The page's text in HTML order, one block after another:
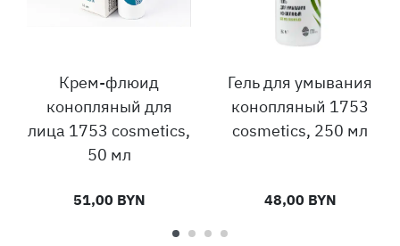
Крем-флюид
конопляный для
лица 1753 cosmetics,
50 мл
51,00 BYN
Гель для умывания
конопляный 1753
cosmetics, 250 мл
48,00 BYN